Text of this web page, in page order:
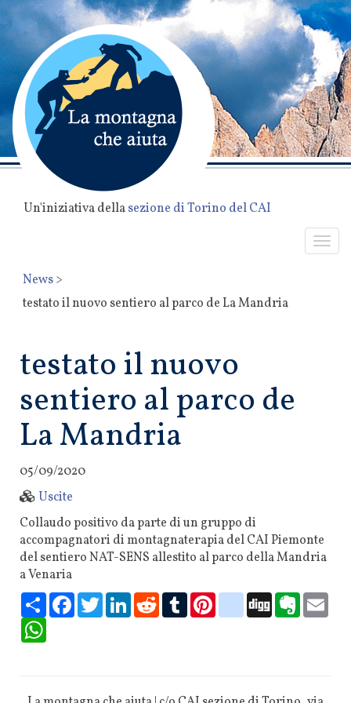
Un'iniziativa dellasezione di Torino del CAI
News>
testato il nuovo sentiero al parco de La Mandria
testato il nuovo
sentiero al parco de
La Mandria
05/09/2020
Uscite
Collaudo positivo da parte di un gruppo di
accompagnatori di montagnaterapia del CAI Piemonte
del sentiero NAT-SENS allestito al parco della Mandria
a Venaria
CondividiFacebookTwitterLinkedInRedditTumblrPinterestdelicious
Digg Evernote